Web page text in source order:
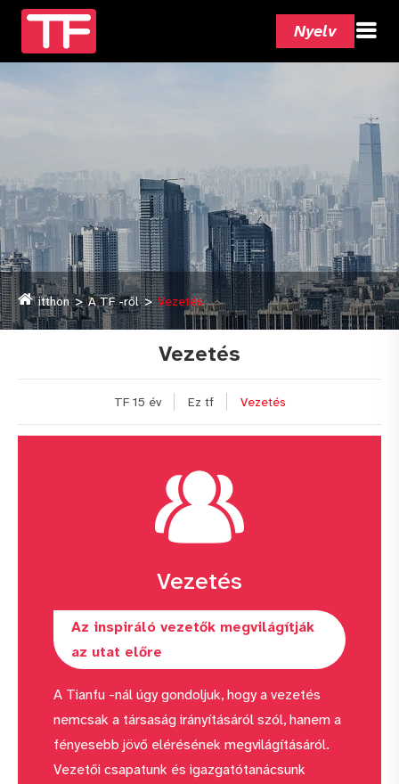
Nyelv
itthon A TF -ről Vezetés
Vezetés
TF 15 év Ez tf Vezetés
Vezetés
Az inspiráló vezetők megvilágítják
az utat előre
A Tianfu -nál úgy gondoljuk, hogy a vezetés
nemcsak a társaság irányításáról szól, hanem a
fényesebb jövő elérésének megvilágításáról.
Vezetői csapatunk és igazgatótanácsunk